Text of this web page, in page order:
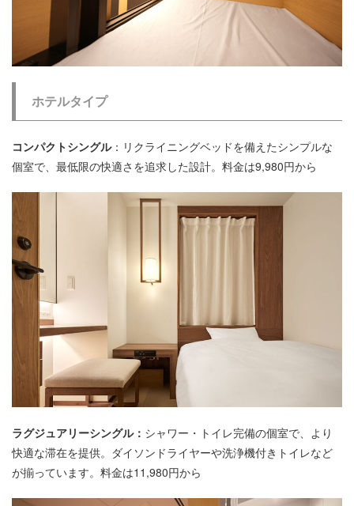
ホテルタイプ
コンパクトシングル：リクライニングベッドを備えたシンプルな
個室で、最低限の快適さを追求した設計。料金は9,980円から
ラグジュアリーシングル： シャワー・トイレ完備の個室で、より
快適な滞在を提供。ダイソンドライヤーや洗浄機付きトイレなど
が揃っています。料金は11,980円から